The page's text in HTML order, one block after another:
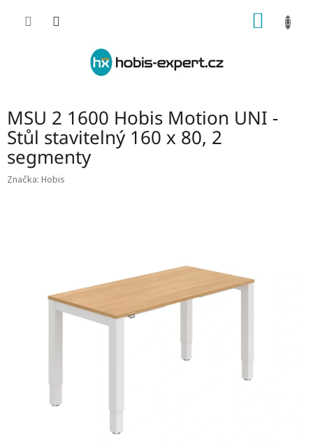
MSU 2 1600 Hobis Motion UNI -
Stůl stavitelný 160 x 80, 2
segmenty
Značka: Hobis